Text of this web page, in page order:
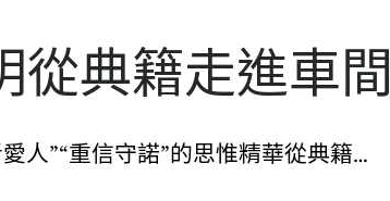
從典籍走進車間
人”“重信守諾”的思惟精華從典籍…